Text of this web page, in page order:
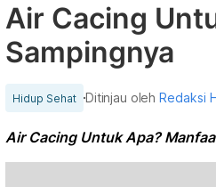
Air Cacing
Sampingnya
Hidup Sehat Ditinjau olehRedaksi
Air Cacing Untuk Apa?